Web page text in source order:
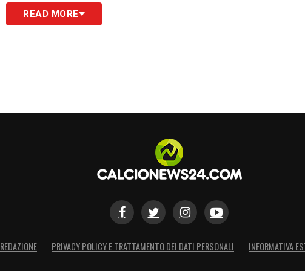
READ MORE
REDAZIONE PRIVACY POLICY E TRATTAMENTO DEI DATI PERSONALI INFORMATIVA